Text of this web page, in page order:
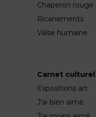
Chaperon rouge
Ricanements
Valse humaine
Carnet culturel
Expositions art
J'ai bien aimé